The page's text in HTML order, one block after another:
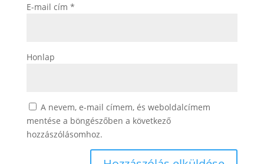
E-mail cím *
Honlap
A nevem, e-mail címem, és weboldalcímem
mentése a böngészőben a következő
hozzászólásomhoz.